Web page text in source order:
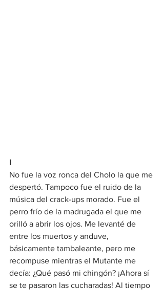
I
No fue la voz ronca del Cholo la que me
despertó. Tampoco fue el ruido de la
música del crack-ups morado. Fue el
perro frío de la madrugada el que me
orilló a abrir los ojos. Me levanté de
entre los muertos y anduve,
básicamente tambaleante, pero me
recompuse mientras el Mutante me
decía: ¿Qué pasó mi chingón? ¡Ahora sí
se te pasaron las cucharadas! Al tiempo